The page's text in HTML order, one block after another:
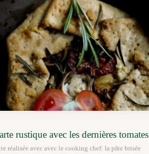
rustique avec les dernières tomates
réalisée avec avec le cooking chef: la pâte brisée